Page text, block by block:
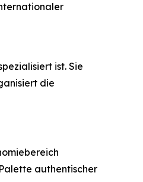
ist. Sie
die
authentischer